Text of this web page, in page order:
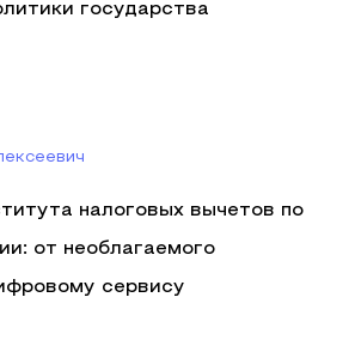
государства
налоговых вычетов по
от необлагаемого
сервису